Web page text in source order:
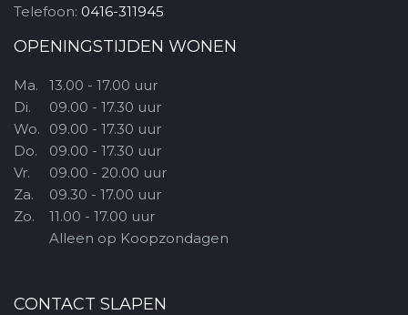
Telefoon: 0416-311945
OPENINGSTIJDEN WONEN
Ma.
Di.
Wo.
Do.
Vr.
Za.
Zo.
13.00 - 17.00 uur
09.00 - 17.30 uur
09.00 - 17.30 uur
09.00 - 17.30 uur
09.00 - 20.00 uur
09.30 - 17.00 uur
11.00 - 17.00 uur
Alleen op Koopzondagen
CONTACT SLAPEN